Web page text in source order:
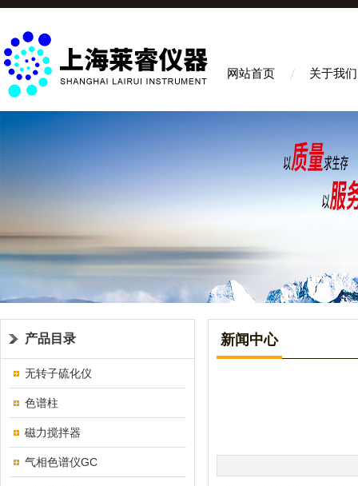
网站首页 关于我们
产品目录
无转子硫化仪
色谱柱
磁力搅拌器
气相色谱仪GC
新闻中心